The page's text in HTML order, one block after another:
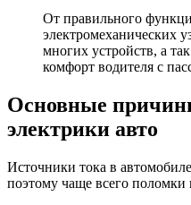
От правильного
электромеханических
многих устройств, а
комфорт водителя с
Основные
электрики авто
Источники тока в
поэтому чаще всего